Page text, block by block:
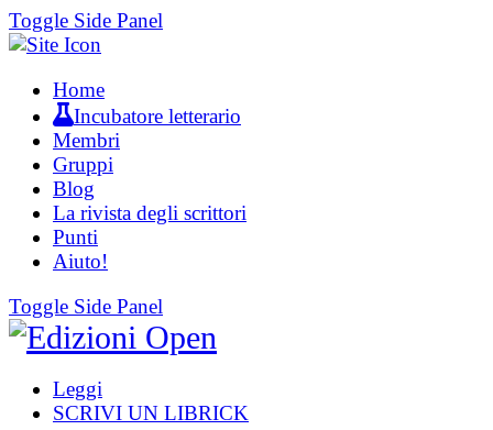
Toggle Side Panel
Home
Incubatore letterario
Membri
Gruppi
Blog
La rivista degli scrittori
Punti
Aiuto!
Toggle Side Panel
Leggi
SCRIVI UN LIBRICK